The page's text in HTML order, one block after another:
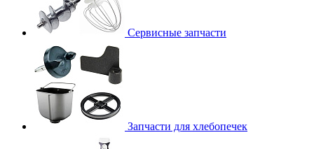
Сервисные запчасти
Запчасти для хлебопечек